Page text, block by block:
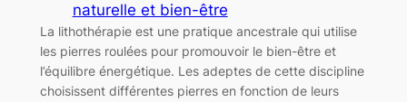
naturelle et bien-être
La lithothérapie est une pratique ancestrale qui utilise
les pierres roulées pour promouvoir le bien-être et
l’équilibre énergétique. Les adeptes de cette discipline
choisissent différentes pierres en fonction de leurs